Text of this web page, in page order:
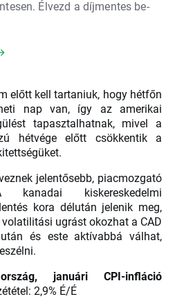
Élvezd a díjmentes be-
előtt kell tartaniuk, hogy hétfőn
nap van, így az amerikai
tapasztalhatnak, mivel a
hétvége előtt csökkentik a
jelentősebb, piacmozgató
kanadai kiskereskedelmi
kora délután jelenik meg,
ugrást okozhat a CAD
és este aktívabbá válhat,
januári CPI-infláció
2,9% É/É